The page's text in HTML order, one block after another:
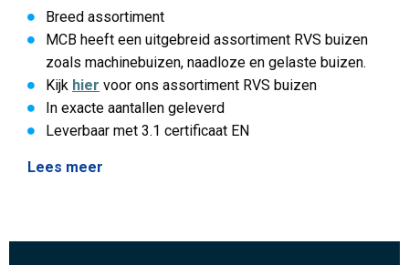
Breed assortiment
MCB heeft een uitgebreid assortiment RVS buizen
zoals machinebuizen, naadloze en gelaste buizen.
Kijk hier voor ons assortiment RVS buizen
In exacte aantallen geleverd
Leverbaar met 3.1 certificaat EN
Lees meer